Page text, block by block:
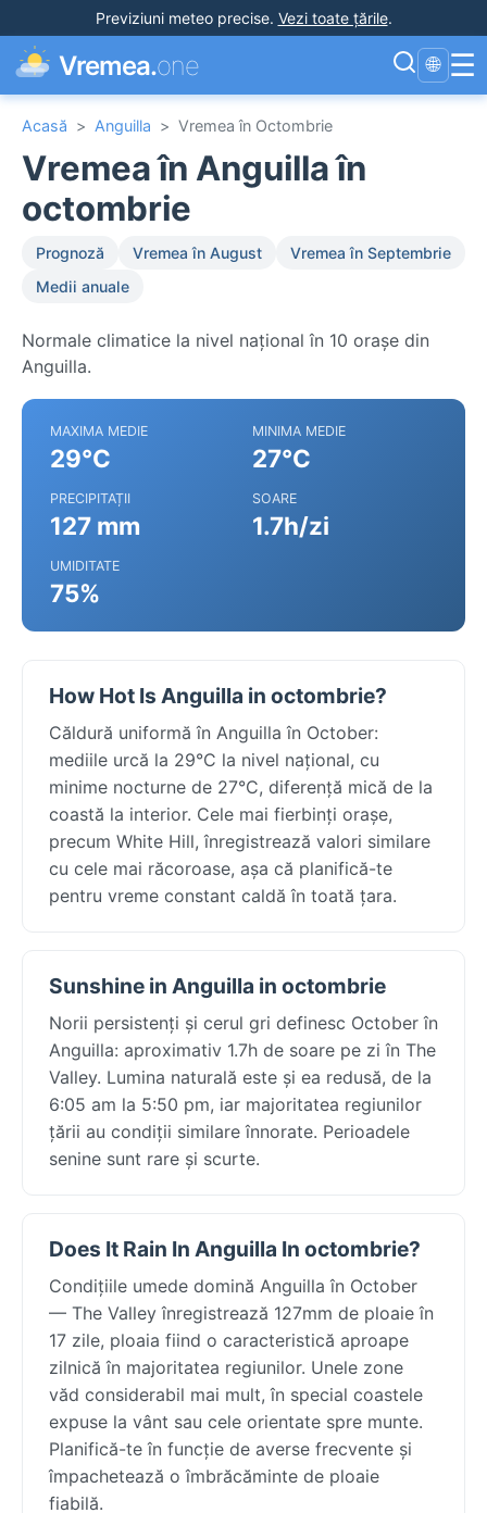
Previziuni meteo precise. Vezi toate țările.
Vremea.one 🌐 ☰
Acasă > Anguilla > Vremea în Octombrie
Vremea în Anguilla în
octombrie
Prognoză Vremea în August
Vremea în Septembrie
Medii anuale
Normale climatice la nivel național în 10 orașe din
Anguilla.
MAXIMA MEDIE
29°C
MINIMA MEDIE
27°C
PRECIPITAȚII
127 mm
SOARE
1.7h/zi
UMIDITATE
75%
How Hot Is Anguilla in octombrie?
Căldură uniformă în Anguilla în October:
mediile urcă la 29°C la nivel național, cu
minime nocturne de 27°C, diferență mică de la
coastă la interior. Cele mai fierbinți orașe,
precum White Hill, înregistrează valori similare
cu cele mai răcoroase, așa că planifică-te
pentru vreme constant caldă în toată țara.
Sunshine in Anguilla in octombrie
Norii persistenți și cerul gri definesc October în
Anguilla: aproximativ 1.7h de soare pe zi în The
Valley. Lumina naturală este și ea redusă, de la
6:05 am la 5:50 pm, iar majoritatea regiunilor
țării au condiții similare înnorate. Perioadele
senine sunt rare și scurte.
Does It Rain In Anguilla In octombrie?
Condițiile umede domină Anguilla în October
— The Valley înregistrează 127mm de ploaie în
17 zile, ploaia fiind o caracteristică aproape
zilnică în majoritatea regiunilor. Unele zone
văd considerabil mai mult, în special coastele
expuse la vânt sau cele orientate spre munte.
Planifică-te în funcție de averse frecvente și
împachetează o îmbrăcăminte de ploaie
fiabilă.